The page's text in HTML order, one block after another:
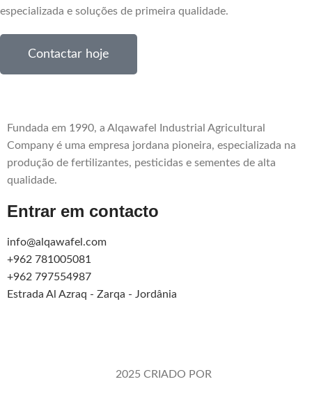
especializada e soluções de primeira qualidade.
Contactar hoje
Fundada em 1990, a Alqawafel Industrial Agricultural
Company é uma empresa jordana pioneira, especializada na
produção de fertilizantes, pesticidas e sementes de alta
qualidade.
Entrar em contacto
info@alqawafel.com
+962 781005081
+962 797554987
Estrada Al Azraq - Zarqa - Jordânia
2025 CRIADO POR